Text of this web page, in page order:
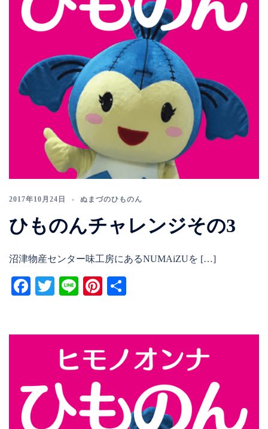
2017年10月24日 ぬまづのひものん
ひものんチャレンジその3
沼津物産センター味工房にあるNUMAiZUを […]
Facebook
TwitterLinePinterest